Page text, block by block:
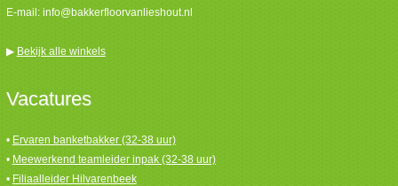
E-mail: info@bakkerfloorvanlieshout.nl
▶ Bekijk alle winkels
Vacatures
• Ervaren banketbakker (32-38 uur)
• Meewerkend teamleider inpak (32-38 uur)
• Filiaalleider Hilvarenbeek